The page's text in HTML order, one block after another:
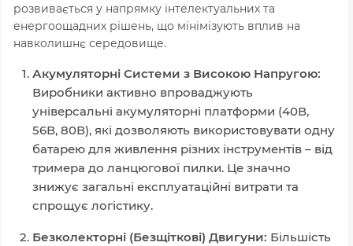
розвивається у напрямку інтелектуальних та
енергоощадних рішень, що мінімізують вплив на
навколишнє середовище.
Акумуляторні Системи з Високою Напругою:
Виробники активно впроваджують
універсальні акумуляторні платформи (40В,
56В, 80В), які дозволяють використовувати одну
батарею для живлення різних інструментів – від
тримера до ланцюгової пилки. Це значно
знижує загальні експлуатаційні витрати та
спрощує логістику.
Безколекторні (Безщіткові) Двигуни: Більшість